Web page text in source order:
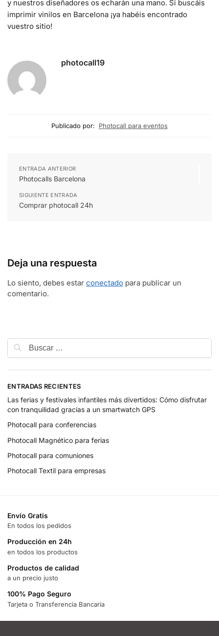
y nuestros diseñadores os echarán una mano. Si buscáis
imprimir vinilos en Barcelona ¡ya habéis encontrado
vuestro sitio!
photocall19
Publicado por: Photocall para eventos
ENTRADA ANTERIOR
Photocalls Barcelona
SIGUIENTE ENTRADA
Comprar photocall 24h
Deja una respuesta
Lo siento, debes estar conectado para publicar un
comentario.
ENTRADAS RECIENTES
Las ferias y festivales infantiles más divertidos: Cómo disfrutar
con tranquilidad gracias a un smartwatch GPS
Photocall para conferencias
Photocall Magnético para ferias
Photocall para comuniones
Photocall Textil para empresas
Envío Gratis
En todos los pedidos
Producción en 24h
en todos los productos
Productos de calidad
a un precio justo
100% Pago Seguro
Tarjeta o Transferencia Bancaria